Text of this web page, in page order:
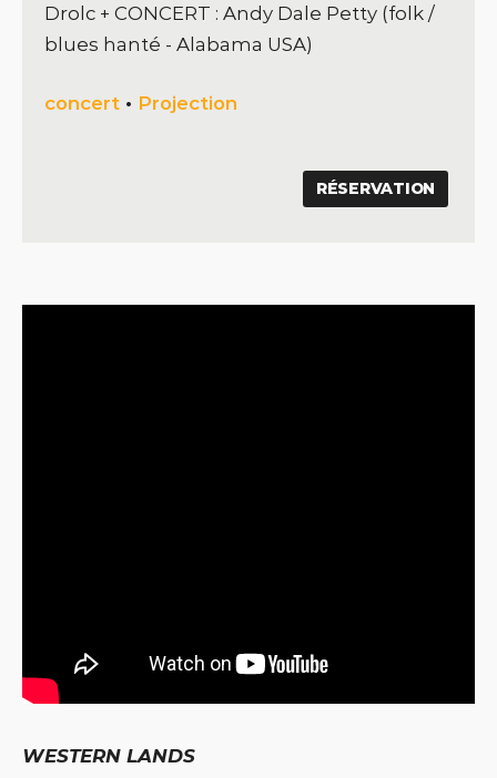
Drolc + CONCERT : Andy Dale Petty (folk /
blues hanté - Alabama USA)
concert • Projection
RÉSERVATION
WESTERN LANDS